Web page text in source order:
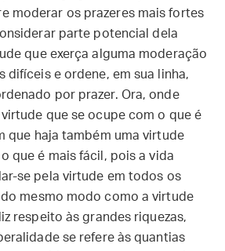
moderar os prazeres mais fortes
parte potencial dela
que exerça alguma moderação
difíceis e ordene, em sua linha,
por prazer. Ora, onde
que se ocupe com o que é
que haja também uma virtude
que é mais fácil, pois a vida
se pela virtude em todos os
mesmo modo como a virtude
respeito às grandes riquezas,
se refere às quantias